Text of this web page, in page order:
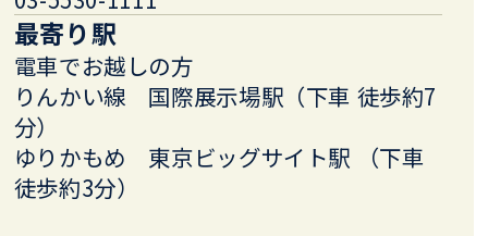
最寄り駅
電車でお越しの方
りんかい線 国際展示場駅（下車 徒歩約7
分）
ゆりかもめ 東京ビッグサイト駅 （下車
徒歩約3分）